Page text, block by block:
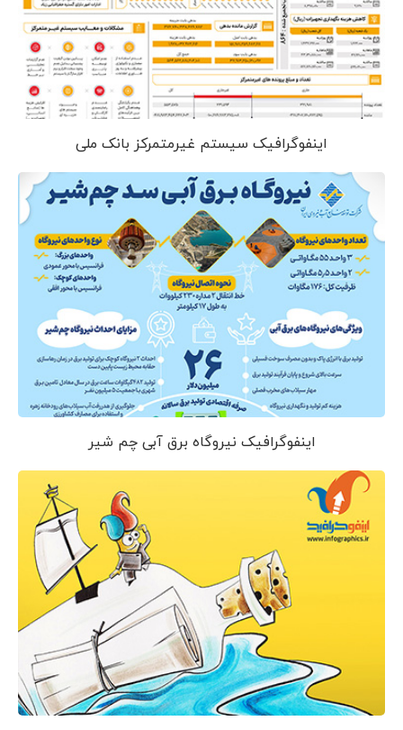
اینفوگرافیک سیستم غیرمتمرکز بانک ملی
اینفوگرافیک نیروگاه برق آبی چم شیر